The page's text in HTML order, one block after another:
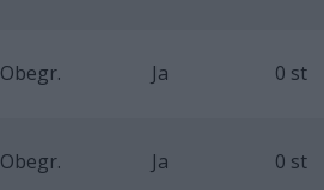
Obegr. Ja 0 st
Obegr. Ja 0 st